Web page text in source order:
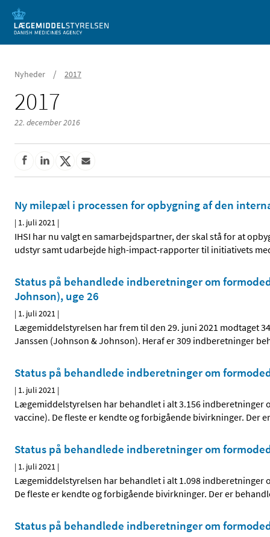
Mobil visning
Nyheder / 2017
2017
22. december 2016
Ny milepæl i processen for opbygning af den
| 1. juli 2021 |
IHSI har nu valgt en samarbejdspartner, der skal stå for at
udstyr samt udarbejde high-impact-rapporter til initiativets
Status på behandlede indberetninger om
Johnson), uge 26
| 1. juli 2021 |
Lægemiddelstyrelsen har frem til den 29. juni 2021 modtaget
Janssen (Johnson & Johnson). Heraf er 309 indberetninger
Status på behandlede indberetninger om
| 1. juli 2021 |
Lægemiddelstyrelsen har behandlet i alt 3.156 indberetninger
vaccine). De fleste er kendte og forbigående bivirkninger.
Status på behandlede indberetninger om
| 1. juli 2021 |
Lægemiddelstyrelsen har behandlet i alt 1.098 indberetninger
De fleste er kendte og forbigående bivirkninger. Der er
Status på behandlede indberetninger om